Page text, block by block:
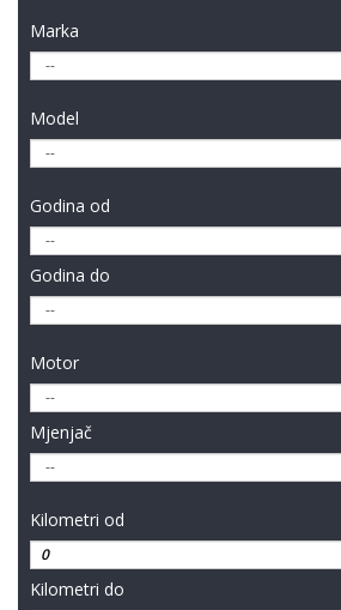
Marka
Model
Godina od
Godina do
Motor
Mjenjač
Kilometri od
Kilometri do